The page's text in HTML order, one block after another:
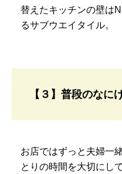
替えたキッチンの壁は
るサブウエイタイル。
【３】普段のなに
お店ではずっと夫婦一
とりの時間を大切にし